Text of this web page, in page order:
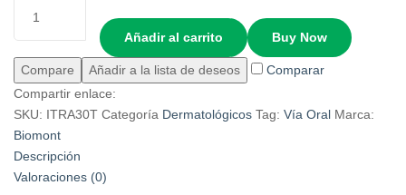
Añadir al carrito Buy Now
Compare Añadir a la lista de deseos
Comparar
Compartir enlace:
SKU: ITRA30T Categoría Dermatológicos Tag: Vía Oral Marca:
Biomont
Descripción
Valoraciones (0)